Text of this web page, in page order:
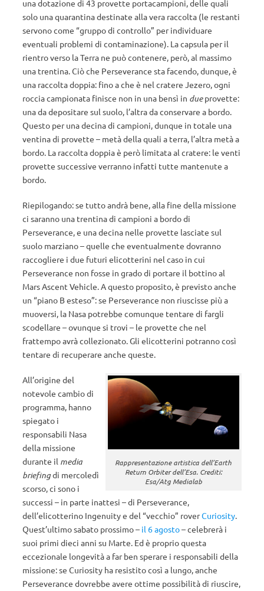
una dotazione di 43 provette portacampioni, delle quali
solo una quarantina destinate alla vera raccolta (le restanti
servono come “gruppo di controllo” per individuare
eventuali problemi di contaminazione). La capsula per il
rientro verso la Terra ne può contenere, però, al massimo
una trentina. Ciò che Perseverance sta facendo, dunque, è
una raccolta doppia: fino a che è nel cratere Jezero, ogni
roccia campionata finisce non in una bensì in dueprovette:
una da depositare sul suolo, l’altra da conservare a bordo.
Questo per una decina di campioni, dunque in totale una
ventina di provette – metà della quali a terra, l’altra metà a
bordo. La raccolta doppia è però limitata al cratere: le venti
provette successive verranno infatti tutte mantenute a
bordo.
Riepilogando: se tutto andrà bene, alla fine della missione
ci saranno una trentina di campioni a bordo di
Perseverance, e una decina nelle provette lasciate sul
suolo marziano – quelle che eventualmente dovranno
raccogliere i due futuri elicotterini nel caso in cui
Perseverance non fosse in grado di portare il bottino al
Mars Ascent Vehicle. A questo proposito, è previsto anche
un “piano B esteso”: se Perseverance non riuscisse più a
muoversi, la Nasa potrebbe comunque tentare di fargli
scodellare – ovunque si trovi – le provette che nel
frattempo avrà collezionato. Gli elicotterini potranno così
tentare di recuperare anche queste.
Rappresentazione artistica dell’Earth
Return Orbiter dell’Esa. Crediti:
Esa/Atg Medialab
All’origine del
notevole cambio di
programma, hanno
spiegato i
responsabili Nasa
della missione
durante il media
briefingdi mercoledì
scorso, ci sono i
successi – in parte inattesi – di Perseverance,
dell’elicotterino Ingenuity e del “vecchio” roverCuriosity.
Quest’ultimo sabato prossimo – il 6 agosto– celebrerà i
suoi primi dieci anni su Marte. Ed è proprio questa
eccezionale longevità a far ben sperare i responsabili della
missione: se Curiosity ha resistito così a lungo, anche
Perseverance dovrebbe avere ottime possibilità di riuscire,